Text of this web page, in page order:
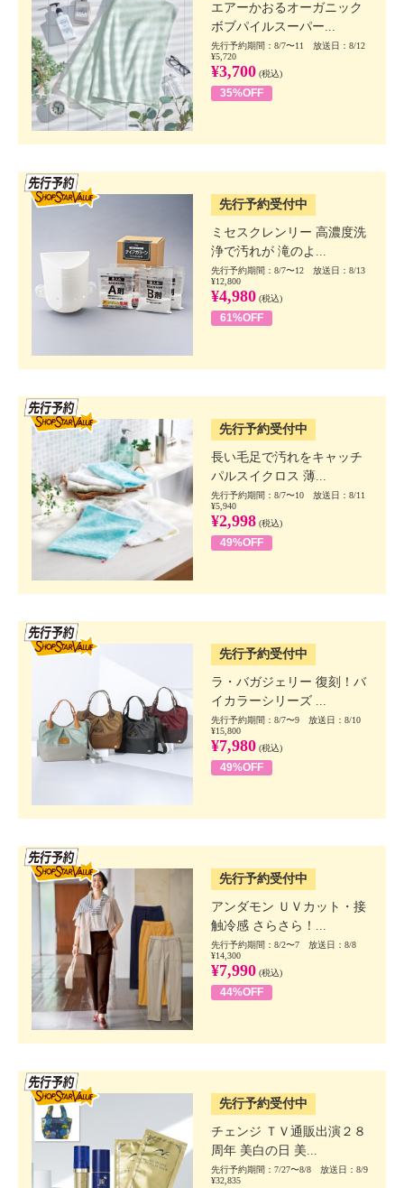
エアーかおるオーガニック
ボブパイルスーパー...
先行予約期間：8/7〜11 放送日：8/12
¥5,720
¥3,700 (税込)
35%OFF
先行予約受付中
ミセスクレンリー 高濃度洗
浄で汚れが 滝のよ...
先行予約期間：8/7〜12 放送日：8/13
¥12,800
¥4,980 (税込)
61%OFF
先行予約受付中
長い毛足で汚れをキャッチ
パルスイクロス 薄...
先行予約期間：8/7〜10 放送日：8/11
¥5,940
¥2,998 (税込)
49%OFF
先行予約受付中
ラ・バガジェリー 復刻！バ
イカラーシリーズ ...
先行予約期間：8/7〜9 放送日：8/10
¥15,800
¥7,980 (税込)
49%OFF
先行予約受付中
アンダモン ＵＶカット・接
触冷感 さらさら！...
先行予約期間：8/2〜7 放送日：8/8
¥14,300
¥7,990 (税込)
44%OFF
先行予約受付中
チェンジ ＴＶ通販出演２８
周年 美白の日 美...
先行予約期間：7/27〜8/8 放送日：8/9
¥32,835